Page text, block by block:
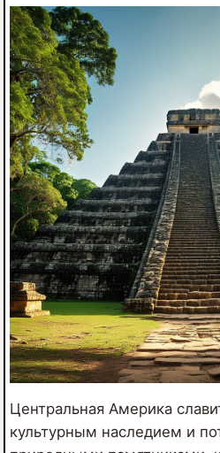
Центральная Америка
культурным наследием и